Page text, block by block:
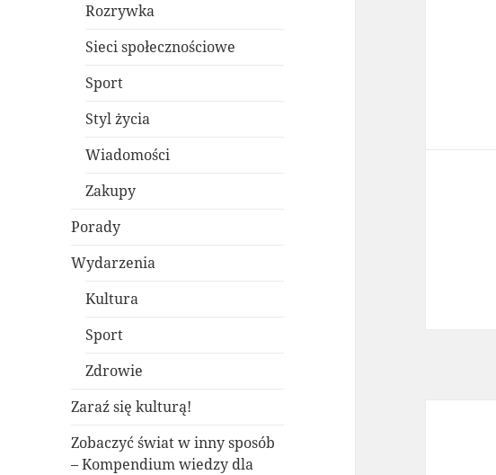
Rozrywka
Sieci społecznościowe
Sport
Styl życia
Wiadomości
Zakupy
Porady
Wydarzenia
Kultura
Sport
Zdrowie
Zaraź się kulturą!
Zobaczyć świat w inny sposób
– Kompendium wiedzy dla